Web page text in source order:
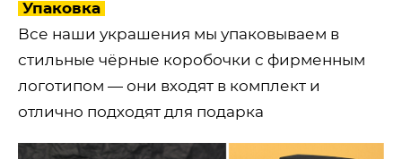
Упаковка
Все наши украшения мы упаковываем в
стильные чёрные коробочки с фирменным
логотипом — они входят в комплект и
отлично подходят для подарка